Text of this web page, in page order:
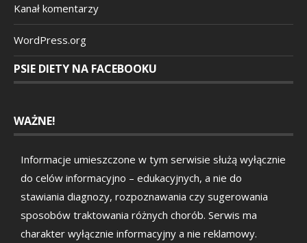
Kanał komentarzy
WordPress.org
PSIE DIETY NA FACEBOOKU
WAŻNE!
Informacje umieszczone w tym serwisie służą wyłącznie
do celów informacyjno – edukacyjnych, a nie do
stawiania diagnozy, rozpoznawania czy sugerowania
sposobów traktowania różnych chorób. Serwis ma
charakter wyłącznie informacyjny a nie reklamowy.